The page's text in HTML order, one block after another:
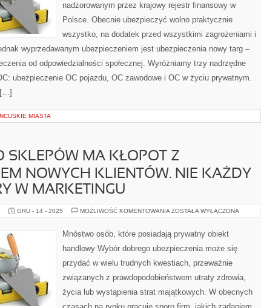
nadzorowanym przez krajowy rejestr finansowy w
Polsce. Obecnie ubezpieczyć wolno praktycznie
wszystko, na dodatek przed wszystkimi zagrożeniami i
wyprzedawanym ubezpieczeniem jest ubezpieczenia nowy targ –
od odpowiedzialności społecznej. Wyróżniamy trzy nadrzędne
ubezpieczenie OC pojazdu, OC zawodowe i OC w życiu prywatnym.
[…]
MIASTA
SKLEPÓW MA KŁOPOT Z
NOWYCH KLIENTÓW. NIE KAŻDY
W MARKETINGU
GRU - 14 - 2025 MOŻLIWOŚĆ KOMENTOWANIA MNÓSTWO
KŁOPOT
Z
NOWYCH
NIE
JEST
W
MARKETINGU
ZOSTAŁA WYŁĄCZONA
Mnóstwo osób, które posiadają prywatny obiekt
handlowy Wybór dobrego ubezpieczenia może się
przydać w wielu trudnych kwestiach, przeważnie
związanych z prawdopodobieństwem utraty zdrowia,
życia lub wystąpienia strat majątkowych. W obecnych